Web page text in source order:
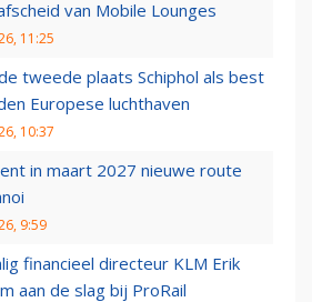
van Mobile Lounges
11:25
tweede plaats Schiphol als best
Europese luchthaven
10:37
in maart 2027 nieuwe route
9:59
financieel directeur KLM Erik
aan de slag bij ProRail